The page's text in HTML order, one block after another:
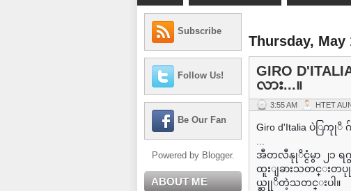
Subscribe
Follow Us!
Be Our Fan
Powered by Blogger.
ABOUT ME
Thursday, May
GIRO
လား...။
3:55 AM HTET
Giro d'Italia ပဲြကုုိ
အီတလီနုုိင္ငံမွာ ၂၁ ရ
ထူးျခားသတင္းတပုုဒ္
ယ္ဆုုိတဲ့သတင္းပါ။